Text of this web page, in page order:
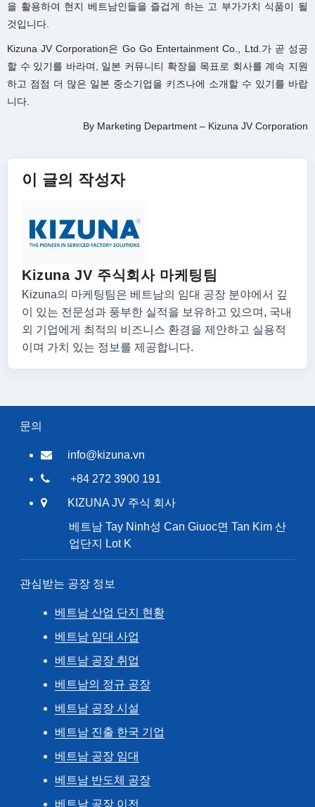
을 활용하여 현지 베트남인들을 즐겁게 하는 고 부가가치 식품이 될
것입니다.
Kizuna JV Corporation은 Go Go Entertainment Co., Ltd.가 곧 성공
할 수 있기를 바라며, 일본 커뮤니티 확장을 목표로 회사를 계속 지원
하고 점점 더 많은 일본 중소기업을 키즈나에 소개할 수 있기를 바랍
니다.
By Marketing Department – Kizuna JV Corporation
이 글의 작성자
Kizuna JV 주식회사 마케팅팀
Kizuna의 마케팅팀은 베트남의 임대 공장 분야에서 깊
이 있는 전문성과 풍부한 실적을 보유하고 있으며, 국내
외 기업에게 최적의 비즈니스 환경을 제안하고 실용적
이며 가치 있는 정보를 제공합니다.
문의
info@kizuna.vn
+84 272 3900 191
KIZUNA JV 주식 회사
베트남 Tay Ninh성 Can Giuoc면 Tan Kim 산
업단지 Lot K
관심받는 공장 정보
베트남 산업 단지 현황
베트남 임대 사업
베트남 공장 취업
베트남의 정규 공장
베트남 공장 시설
베트남 진출 한국 기업
베트남 공장 임대
베트남 반도체 공장
베트남 공장 이전